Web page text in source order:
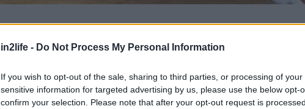
in2life - Do Not Process My Personal Information
If you wish to opt-out of the sale, sharing to third parties, or processing of
sensitive information for targeted advertising by us, please use the below opt-
confirm your selection. Please note that after your opt-out request is